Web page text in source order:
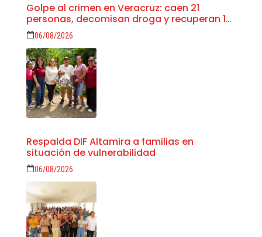
Golpe al crimen en Veracruz: caen 21
personas, decomisan droga y recuperan 18
vehículos
06/08/2026
Respalda DIF Altamira a familias en
situación de vulnerabilidad
06/08/2026